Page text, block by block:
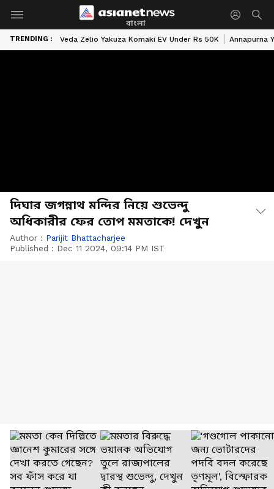
বাংলা
TRENDING : Veda Zelio Yakuza Komaki EV Under Rs 50K Annapurna
দিঘার জগন্নাথ মন্দির নিয়ে শুভেন্দু
অধিকারীর ফের তোপ মমতাকে! দেখুন
Author : Parijit Bhattacharjee
Published : Dec 11 2024, 09:14 PM IST